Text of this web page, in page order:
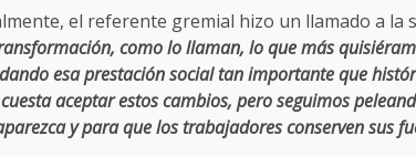
el referente gremial hizo un llamado a la
como lo llaman, lo que más
esa prestación social tan importante que
aceptar estos cambios, pero seguimos
y para que los trabajadores conserven sus